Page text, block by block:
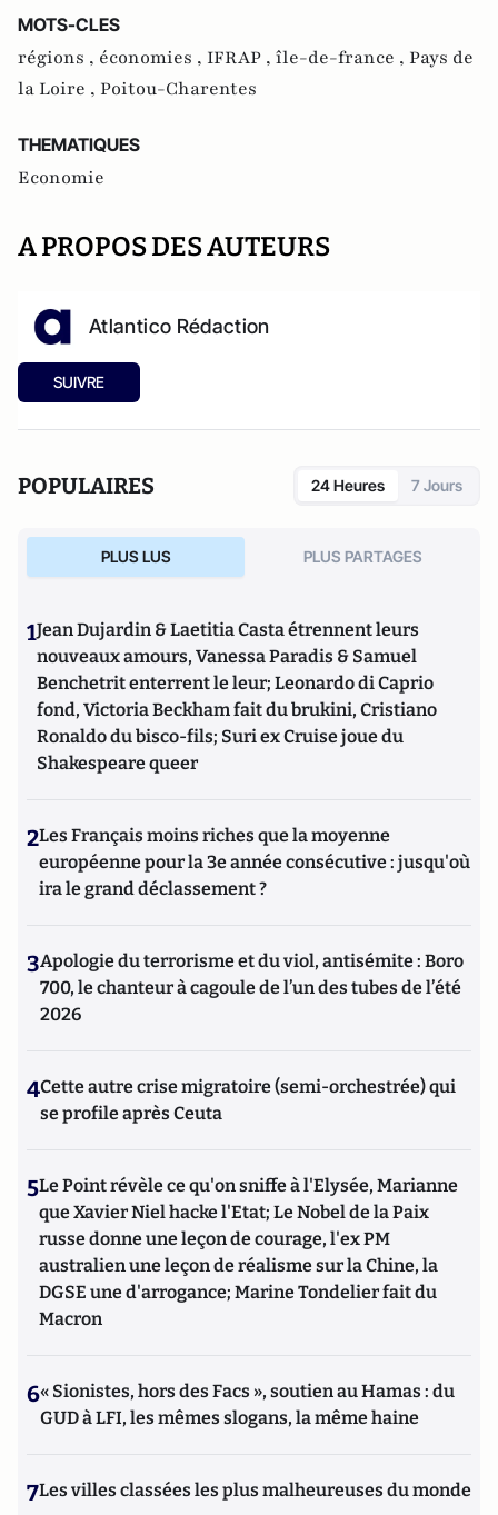
MOTS-CLES
régions , économies , IFRAP , île-de-france , Pays de
la Loire , Poitou-Charentes
THEMATIQUES
Economie
A PROPOS DES AUTEURS
Atlantico Rédaction
SUIVRE
POPULAIRES 24 Heures 7 Jours
PLUS LUS PLUS PARTAGES
1Jean Dujardin & Laetitia Casta étrennent leurs
nouveaux amours, Vanessa Paradis & Samuel
Benchetrit enterrent le leur; Leonardo di Caprio
fond, Victoria Beckham fait du brukini, Cristiano
Ronaldo du bisco-fils; Suri ex Cruise joue du
Shakespeare queer
2Les Français moins riches que la moyenne
européenne pour la 3e année consécutive : jusqu'où
ira le grand déclassement ?
3Apologie du terrorisme et du viol, antisémite : Boro
700, le chanteur à cagoule de l’un des tubes de l’été
2026
4Cette autre crise migratoire (semi-orchestrée) qui
se profile après Ceuta
5Le Point révèle ce qu'on sniffe à l'Elysée, Marianne
que Xavier Niel hacke l'Etat; Le Nobel de la Paix
russe donne une leçon de courage, l'ex PM
australien une leçon de réalisme sur la Chine, la
DGSE une d'arrogance; Marine Tondelier fait du
Macron
6« Sionistes, hors des Facs », soutien au Hamas : du
GUD à LFI, les mêmes slogans, la même haine
7Les villes classées les plus malheureuses du monde